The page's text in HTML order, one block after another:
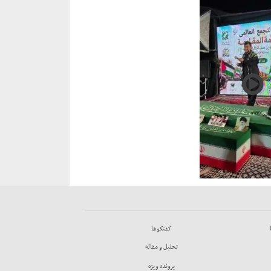
گفتگوها
تحليل و مقاله
پرونده ويژه